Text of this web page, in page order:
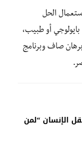
الحل
أو طبيب،
صاف وبرنامج
الإنسان “لمن